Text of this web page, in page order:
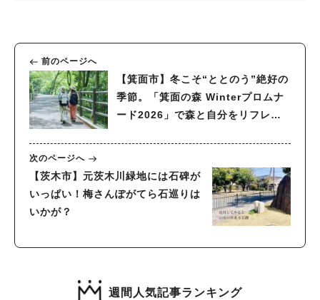
前のページへ
【箕面市】冬こそ“ととのう”絶好の
季節。「箕面の森 Winterプロムナ
ード2026」で森と自分をリフレッ
次のページへ
【茨木市】元茨木川緑地には石碑が
いっぱい！梅さんぽがてら石巡りは
いかが？
週間人気記事ランキング